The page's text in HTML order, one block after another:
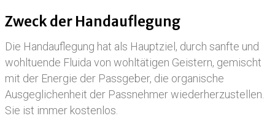
Zweck der Handauflegung
Die Handauflegung hat als Hauptziel, durch sanfte und
wohltuende Fluida von wohltätigen Geistern, gemischt
mit der Energie der Passgeber, die organische
Ausgeglichenheit der Passnehmer wiederherzustellen.
Sie ist immer kostenlos.